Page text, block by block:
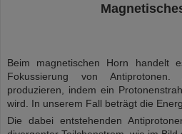
Beim magnetischen Horn handelt
Fokussierung von
produzieren, indem ein
wird. In unserem Fall beträgt die
Die dabei entstehenden